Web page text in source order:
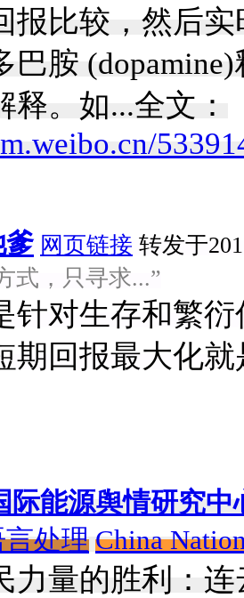
报比较，然后
巴胺
释。如...全文：
爹 网页链接 转发于
式，只寻求...”
针对生存和繁
期回报最大化
际能源舆情研究中
处理 China
力量的胜利：